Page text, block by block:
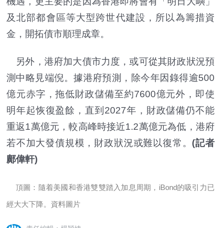
及北部都會區等大型跨世代建設，所以為籌措資
金，開拓債市順理成章。
另外，港府加大債市力度，或可從其財政狀況預
測中略見端倪。據港府預測，除今年因錄得逾500
億元赤字，拖低財政儲備至約7600億元外，即使
明年起恢復盈餘，直到2027年，財政儲備仍不能
重返1萬億元，較高峰時接近1.2萬億元為低，港府
若不加大發債規模，財政狀況或難以復常。 (記者
鄺偉軒)
頂圖：隨着美國和香港雙雙踏入加息周期，iBond的吸引力已
經大大下降。資料圖片